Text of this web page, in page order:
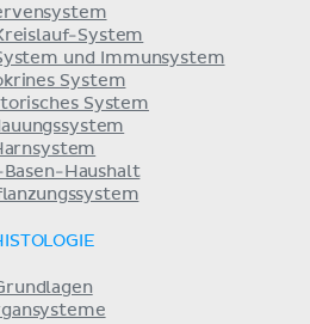
System
und Immunsystem
System
System
Basen-Haushalt